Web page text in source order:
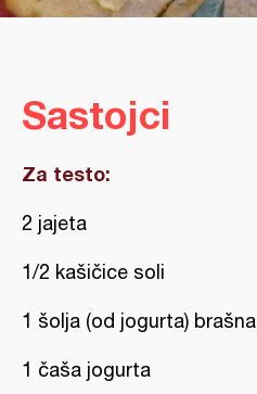
Sastojci
Za testo:
2 jajeta
1/2 kašičice soli
1 šolja (od jogurta) brašna
1 čaša jogurta